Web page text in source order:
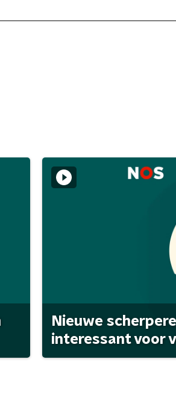
Nieuwe
interessant voor